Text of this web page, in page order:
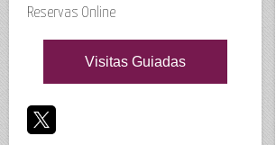
Reservas Online
Visitas Guiadas